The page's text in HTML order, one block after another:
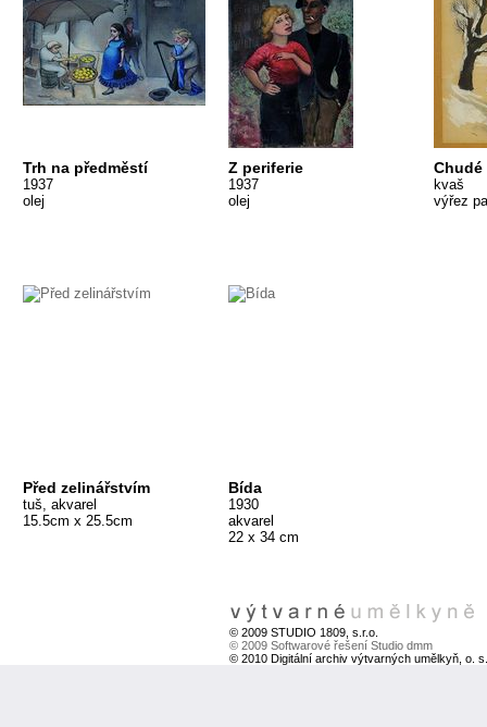
Trh na předměstí
1937
olej
Z periferie
1937
olej
Chudé
kvaš
výřez
Před zelinářstvím
tuš, akvarel
15.5cm x 25.5cm
Bída
1930
akvarel
22 x 34 cm
© 2009 STUDIO 1809, s.r.o.
© 2009 Softwarové řešení Studio dmm
© 2010 Digitální archiv výtvarných umělkyň, o. s.